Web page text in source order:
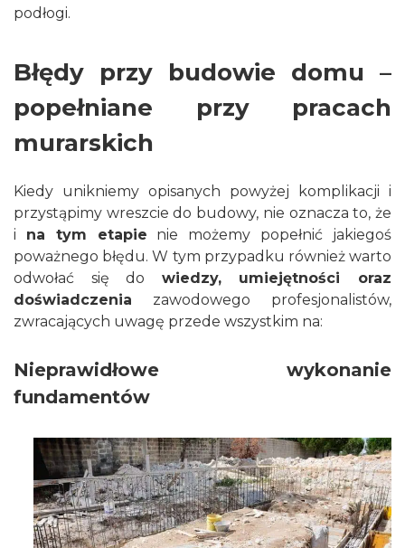
podłogi.
Błędy przy budowie domu –
popełniane przy pracach
murarskich
Kiedy unikniemy opisanych powyżej komplikacji i
przystąpimy wreszcie do budowy, nie oznacza to, że
i na tym etapie nie możemy popełnić jakiegoś
poważnego błędu. W tym przypadku również warto
odwołać się do wiedzy, umiejętności oraz
doświadczenia zawodowego profesjonalistów,
zwracających uwagę przede wszystkim na:
Nieprawidłowe wykonanie
fundamentów